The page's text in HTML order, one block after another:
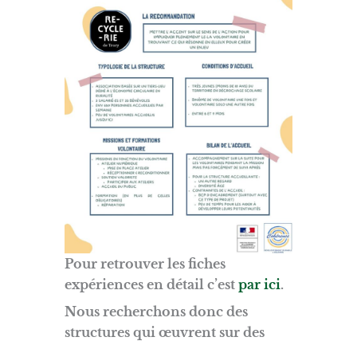
Pour retrouver les fiches
expériences en détail c’estpar ici.
Nous recherchons donc des
structures qui œuvrent sur des